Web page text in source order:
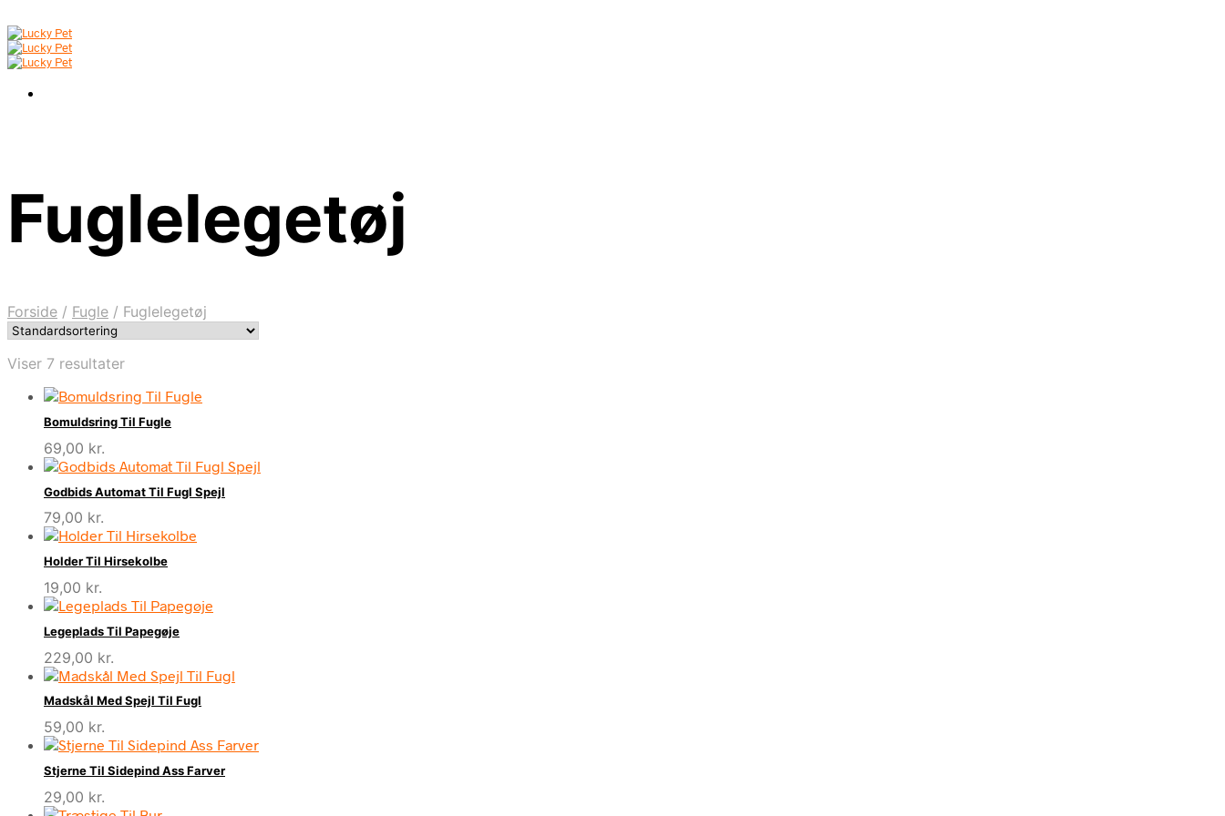
Fuglelegetøj
Forside / Fugle / Fuglelegetøj
Viser 7 resultater
Bomuldsring Til Fugle
69,00 kr.
Godbids Automat Til Fugl Spejl
79,00 kr.
Holder Til Hirsekolbe
19,00 kr.
Legeplads Til Papegøje
229,00 kr.
Madskål Med Spejl Til Fugl
59,00 kr.
Stjerne Til Sidepind Ass Farver
29,00 kr.